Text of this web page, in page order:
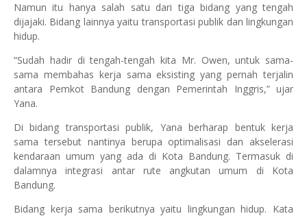
Namun itu hanya salah satu dari tiga bidang yang tengah
dijajaki. Bidang lainnya yaitu transportasi publik dan lingkungan
hidup.
“Sudah hadir di tengah-tengah kita Mr. Owen, untuk sama-
sama membahas kerja sama eksisting yang pernah terjalin
antara Pemkot Bandung dengan Pemerintah Inggris,” ujar
Yana.
Di bidang transportasi publik, Yana berharap bentuk kerja
sama tersebut nantinya berupa optimalisasi dan akselerasi
kendaraan umum yang ada di Kota Bandung. Termasuk di
dalamnya integrasi antar rute angkutan umum di Kota
Bandung.
Bidang kerja sama berikutnya yaitu lingkungan hidup. Kata